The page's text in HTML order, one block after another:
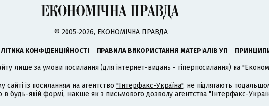
© 2005-2026, ЕКОНОМІЧНА ПРАВДА
КОНФІДЕНЦІЙНОСТІ ПРАВИЛА ВИКОРИСТАННЯ МАТЕРІАЛІВ УП
лише за умови посилання (для інтернет-видань - гіперпосилання) на
сайті із посиланням на агентство "Інтерфакс-Україна", не підлягають
будь-якій формі, інакше як з письмового дозволу агентства "Інтерфакс-